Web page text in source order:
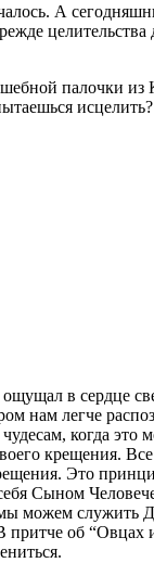
А
палочки
исцелить?
в сердце
нам легче
когда
крещения.
Это
Сыном
можем служить
об “Овцах